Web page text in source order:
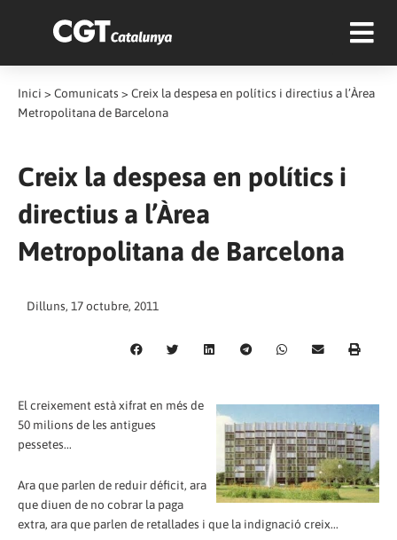
Inici > Comunicats > Creix la despesa en polítics i directius a l’Àrea
Metropolitana de Barcelona
Creix la despesa en polítics i
directius a l’Àrea
Metropolitana de Barcelona
Dilluns, 17 octubre, 2011
El creixement està xifrat en més de
50 milions de les antigues
pessetes...
Ara que parlen de reduir déficit, ara
que diuen de no cobrar la paga
extra, ara que parlen de retallades i que la indignació creix...